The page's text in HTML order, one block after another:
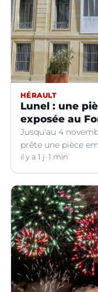
HÉRAULT
Lunel : une
exposée au
Jusqu'au 4
prête une pièce
Villeneuve-lez-
il y a 1 j 1 min